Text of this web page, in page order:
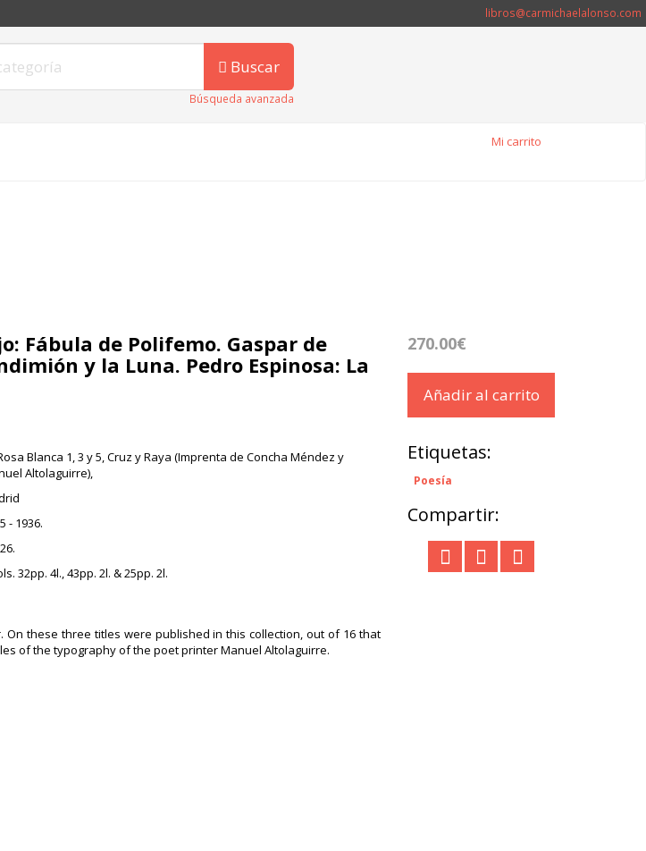
libros@carmichaelalonso.com
Buscar
Búsqueda avanzada
Mi carrito
Fábula de Polifemo. Gaspar de
y la Luna. Pedro Espinosa: La
Blanca 1, 3 y 5, Cruz y Raya (Imprenta de Concha Méndez y
Altolaguirre),
- 1936.
32pp. 4l., 43pp. 2l. & 25pp. 2l.
On these three titles were published in this collection, out of 16 that
of the typography of the poet printer Manuel Altolaguirre.
270.00€
Añadir al carrito
Etiquetas:
Poesía
Compartir: